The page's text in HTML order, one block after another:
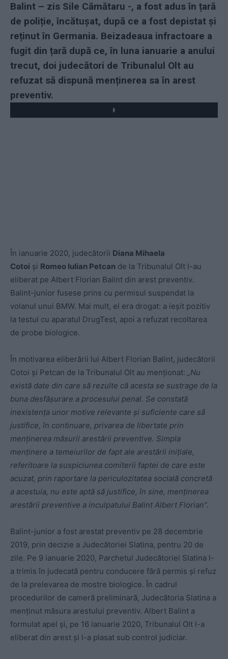
Balint – zis Sile Cămătaru -, a fost adus în țară
de poliție, încătușat, după ce a fost depistat și
reținut în Germania. Beizadeaua infractoare a
fugit din țară după ce, în luna ianuarie a anului
trecut, doi judecători de Tribunalul Olt au
refuzat să dispună menținerea sa în arest
preventiv.
Play
În ianuarie 2020, judecătorii Diana Mihaela
Cotoi şi Romeo Iulian Petcan de la Tribunalul Olt l-au
eliberat pe Albert Florian Balint din arest preventiv.
Balint-junior fusese prins cu permisul suspendat la
volanul unui BMW. Mai mult, el era drogat: a ieșit pozitiv
la testul cu aparatul DrugTest, apoi a refuzat recoltarea
de probe biologice.
În motivarea eliberării lui Albert Florian Balint, judecătorii
Cotoi şi Petcan de la Tribunalul Olt au menționat: „Nu
există date din care să rezulte că acesta se sustrage de la
buna desfăşurare a procesului penal. Se constată
inexistenţa unor motive relevante şi suficiente care să
justifice, în continuare, privarea de libertate prin
menţinerea măsurii arestării preventive. Simpla
menţinere a temeiurilor de fapt ale arestării iniţiale,
referitoare la suspiciunea comiterii faptei de care este
acuzat, prin raportare la periculozitatea socială concretă
a acestuia, nu este aptă să justifice, în sine, menţinerea
arestării preventive a inculpatului Balint Albert Florian”.
Balint-junior a fost arestat preventiv pe 28 decembrie
2019, prin decizie a Judecătoriei Slatina, pentru 20 de
zile. Pe 9 ianuarie 2020, Parchetul Judecătoriei Slatina l-
a trimis în judecată pentru conducere fără permis şi refuz
de la prelevarea de mostre biologice. În cadrul
procedurilor de cameră preliminară, Judecătoria Slatina a
menţinut măsura arestului preventiv. Albert Balint a
formulat apel şi, pe 16 ianuarie 2020, Tribunalul Olt l-a
eliberat din arest şi l-a plasat sub control judiciar.